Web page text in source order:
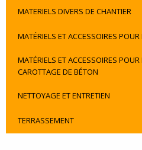
MATERIELS DIVERS DE CHANTIER
MATÉRIELS ET ACCESSOIRES
MATÉRIELS ET ACCESSOIRES
CAROTTAGE DE BÉTON
NETTOYAGE ET ENTRETIEN
TERRASSEMENT